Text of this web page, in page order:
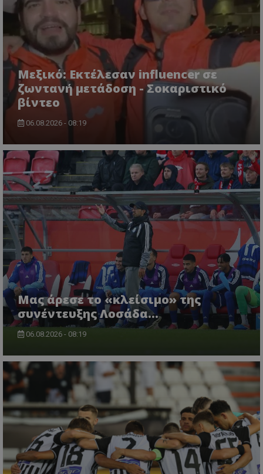
Μεξικό: Εκτέλεσαν influencer σε
ζωντανή μετάδοση - Σοκαριστικό
βίντεο
06.08.2026 - 08:19
Μας άρεσε το «κλείσιμο» της
συνέντευξης Λοσάδα…
06.08.2026 - 08:19